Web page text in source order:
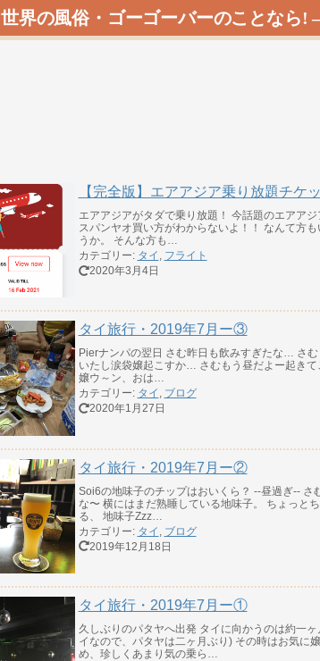
世界の風俗・ゴーゴーバーのことなら!
【完全版】エアアジア乗り放題チケ
エアアジアがタダで乗り放題！ 今話題のエアア
スパンヤオ買い方がわからないよ！！ なんて方
うか。 そんな方も…
カテゴリー: タイ , フライト
2020年3月4日
タイ旅行・2019年7月ー③
Pierナンパの翌日 さむ昨日も飲みすぎたな… さ
いたし涙袋嬢起こすか… さむもう昼だよー起きて
嬢ウ～ン、おは…
カテゴリー: タイ , ブログ
2020年1月27日
タイ旅行・2019年7月ー②
Soi6の地味子のチップはおいくら？ --昼過ぎ-- さ
な〜 横にはまだ熟睡している地味子。 ちょっと
る、 地味子Zzz…
カテゴリー: タイ
ブログ
2019年12月18日
タイ旅行・2019年7月ー①
久しぶりのパタヤへ出発 タイに向かうのは約一
イなので、パタヤは二ヶ月ぶり) その時はお気に
め、珍しくあまり気の乗ら…